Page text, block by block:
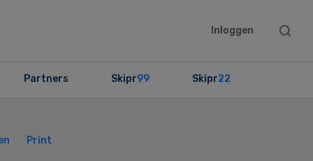
Inloggen
Search
Partners Skipr99 Skipr22
Print